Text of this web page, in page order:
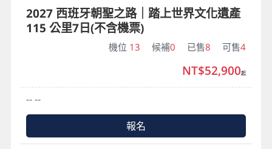
2027 西班牙朝聖之路｜踏上世界文化遺產
115 公里7日(不含機票)
機位 13 候補0 已售8 可售4
-- --
NT$52,900起
報名